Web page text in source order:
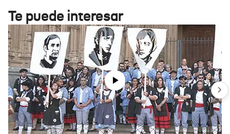
Te puede interesar